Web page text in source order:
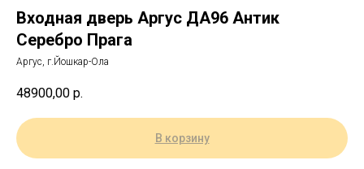
Входная дверь Аргус ДА96 Антик
Серебро Прага
Аргус, г.Йошкар-Ола
48900,00 р.
В корзину